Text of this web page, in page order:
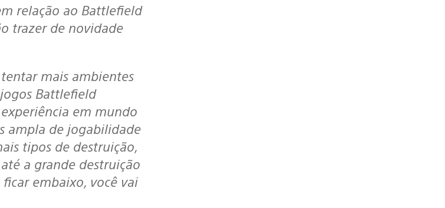
relação ao Battlefield
trazer de novidade
mais ambientes
Battlefield
em mundo
ampla de jogabilidade
tipos de destruição,
a grande destruição
embaixo, você vai